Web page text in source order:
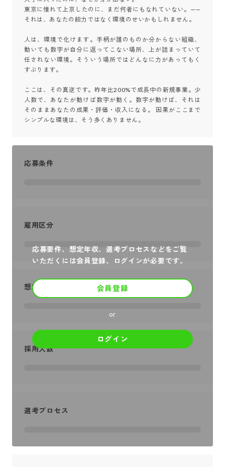
東京に憧れて上京したのに、まだ何者にもなれていない。——
それは、あなたの能力ではなく環境のせいかもしれません。
人は、環境で化けます。手柄が誰のものか分からない組織、
動いても数字が自分に返ってこない場所、上が詰まっていて
任されない環境。そういう場所ではどんなに力があってもく
すぶります。
ここは、その真逆です。昨年比200%で成長中の新規事業。少
人数で、あなたが動けば数字が動く。数字が動けば、それは
そのままあなたの成果・評価・収入になる。 因果がここまで
シンプルな環境は、そう多くありません。
応募要件、想定年収、選考プロセスなどをご覧
いただくには会員登録、ログインが必要です。
会員登録
or
ログイン
応募条件
雇用区分
想定年収
採用人数
選考プロセス